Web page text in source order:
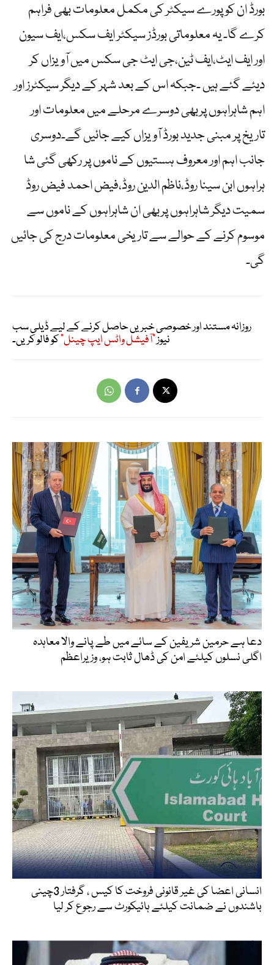
بورڈ ان کو پورے سیکٹر کی مکمل معلومات بھی فراہم
کرے گا۔ یہ معلوماتی بورڈز سیکٹر ایف سکس،ایف سیون
اور ایف ایٹ،ایف ٹین،جی ایٹ جی سکس میں آویزاں کر
دیئے گئے ہیں ۔جبکہ اس کے بعد شہر کے دیگر سیکٹرز اور
اہم شاہراہوں پربھی دوسرے مرحلے میں معلومات اور
تاریخ پر مبنی جدید بورڈ آویزاں کیے جائیں گے۔دوسری
جانب اہم اور معروف ہستیوں کے ناموں پر رکھی گئی شا
ہراہوں ابن سینا روڈ،ناظم الدین روڈ،فیض احمد فیض روڈ
سمیت دیگر شاہراہوں پربھی ان شاہراہوں کے ناموں سے
موسوم کرنے کے حوالے سے تاریخی معلومات درج کی جائیں
گی۔
روزانہ مستند اور خصوصی خبریں حاصل کرنے کے لیے ڈیلی سب
نیوز"آفیشل واٹس ایپ چینل"کو فالو کریں۔
دعا ہے حرمین شریفین کے سائے میں طے پانے والا معاہدہ
اگلی نسلوں کیلئے امن کی ڈھال ثابت ہو، وزیراعظم
انسانی اعضا کی غیر قانونی فروخت کا کیس ، گرفتار 3چینی
باشندوں نے ضمانت کیلئے ہائیکورٹ سے رجوع کر لیا